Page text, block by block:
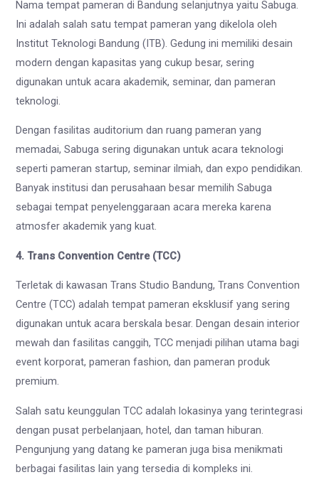
Nama tempat pameran di Bandung selanjutnya yaitu Sabuga.
Ini adalah salah satu tempat pameran yang dikelola oleh
Institut Teknologi Bandung (ITB). Gedung ini memiliki desain
modern dengan kapasitas yang cukup besar, sering
digunakan untuk acara akademik, seminar, dan pameran
teknologi.
Dengan fasilitas auditorium dan ruang pameran yang
memadai, Sabuga sering digunakan untuk acara teknologi
seperti pameran startup, seminar ilmiah, dan expo pendidikan.
Banyak institusi dan perusahaan besar memilih Sabuga
sebagai tempat penyelenggaraan acara mereka karena
atmosfer akademik yang kuat.
4. Trans Convention Centre (TCC)
Terletak di kawasan Trans Studio Bandung, Trans Convention
Centre (TCC) adalah tempat pameran eksklusif yang sering
digunakan untuk acara berskala besar. Dengan desain interior
mewah dan fasilitas canggih, TCC menjadi pilihan utama bagi
event korporat, pameran fashion, dan pameran produk
premium.
Salah satu keunggulan TCC adalah lokasinya yang terintegrasi
dengan pusat perbelanjaan, hotel, dan taman hiburan.
Pengunjung yang datang ke pameran juga bisa menikmati
berbagai fasilitas lain yang tersedia di kompleks ini.